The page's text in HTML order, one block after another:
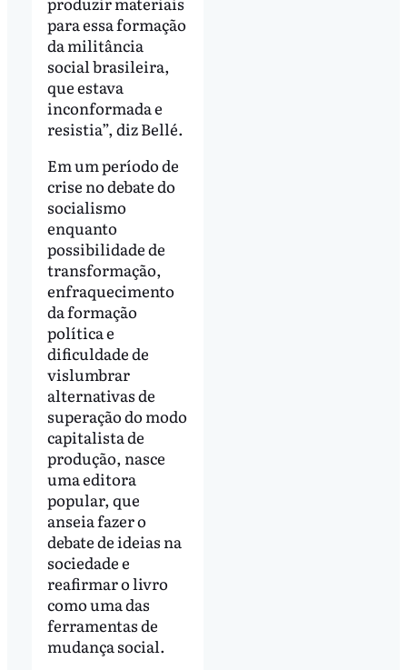
para essa formação
da militância
social brasileira,
que estava
inconformada e
resistia”, diz Bellé.
Em um período de
crise no debate do
socialismo
enquanto
possibilidade de
transformação,
enfraquecimento
da formação
política e
dificuldade de
vislumbrar
alternativas de
superação do modo
capitalista de
produção, nasce
uma editora
popular, que
anseia fazer o
debate de ideias na
sociedade e
reafirmar o livro
como uma das
ferramentas de
mudança social.